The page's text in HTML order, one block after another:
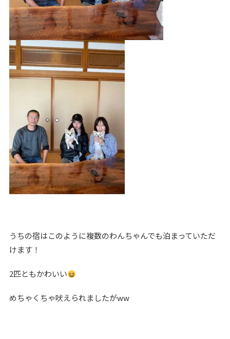
うちの宿はこのように複数のわんちゃんでも泊まっていただ
けます！
2匹ともかわいい
めちゃくちゃ吠えられましたがww